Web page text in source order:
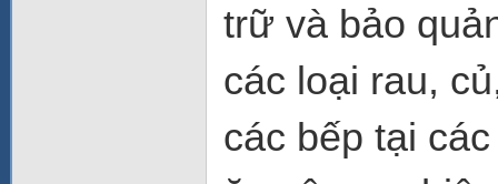
trữ và bảo
các loại rau,
các bếp tại